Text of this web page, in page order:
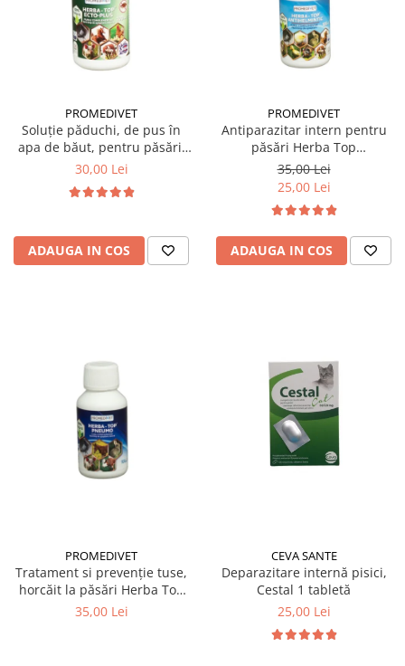
PROMEDIVET
Soluție păduchi, de pus în
apa de băut, pentru păsări,
Herba Top Ecto Plus 100 ml
30,00 Lei
ADAUGA IN COS
PROMEDIVET
Antiparazitar intern pentru
păsări Herba Top
Antihelmintic 100 ml
35,00 Lei
25,00 Lei
ADAUGA IN COS
PROMEDIVET
Tratament si prevenție tuse,
horcăit la păsări Herba Top
Pneumo 100 ml
35,00 Lei
CEVA SANTE
Deparazitare internă pisici,
Cestal 1 tabletă
25,00 Lei